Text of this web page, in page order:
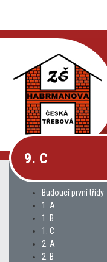
9. C
Budoucí první třídy
1. A
1. B
1. C
2. A
2. B